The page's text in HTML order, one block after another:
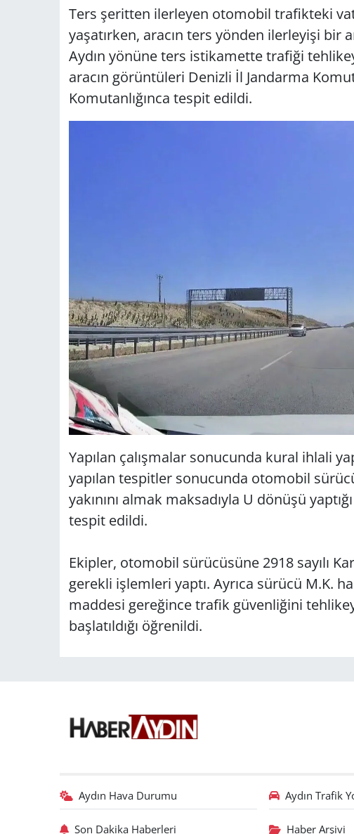
Ters şeritten ilerleyen otomobil trafikteki
yaşatırken, aracın ters yönden ilerleyişi bir
Aydın yönüne ters istikamette trafiği
aracın görüntüleri Denizli İl Jandarma
Komutanlığınca tespit edildi.
Yapılan çalışmalar sonucunda kural ihlali
yapılan tespitler sonucunda otomobil
yakınını almak maksadıyla U dönüşü
tespit edildi.
Ekipler, otomobil sürücüsüne 2918 sayılı
gerekli işlemleri yaptı. Ayrıca sürücü M.K.
maddesi gereğince trafik güvenliğini
başlatıldığı öğrenildi.
Aydın Hava Durumu Aydın Trafik
Son Dakika Haberleri Haber Arşivi